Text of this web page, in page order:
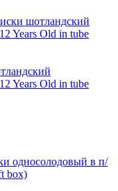
Years Old in tube